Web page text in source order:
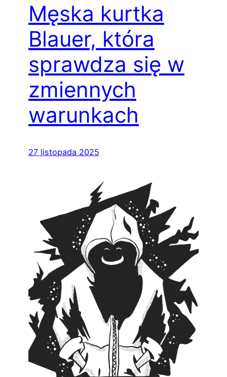
Męska kurtka
Blauer, która
sprawdza się w
zmiennych
warunkach
27 listopada 2025